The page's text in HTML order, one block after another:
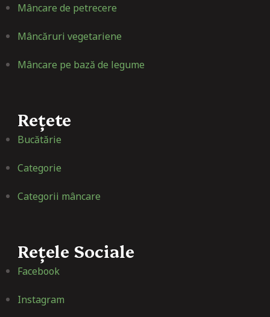
Mâncare de petrecere
Mâncăruri vegetariene
Mâncare pe bază de legume
Rețete
Bucătărie
Categorie
Categorii mâncare
Rețele Sociale
Facebook
Instagram